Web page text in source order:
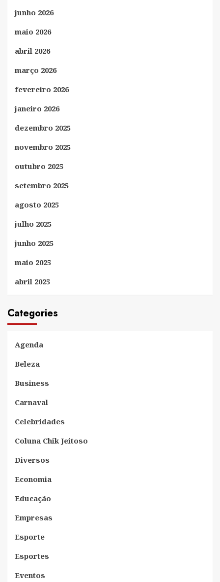
junho 2026
maio 2026
abril 2026
março 2026
fevereiro 2026
janeiro 2026
dezembro 2025
novembro 2025
outubro 2025
setembro 2025
agosto 2025
julho 2025
junho 2025
maio 2025
abril 2025
Categories
Agenda
Beleza
Business
Carnaval
Celebridades
Coluna Chik Jeitoso
Diversos
Economia
Educação
Empresas
Esporte
Esportes
Eventos